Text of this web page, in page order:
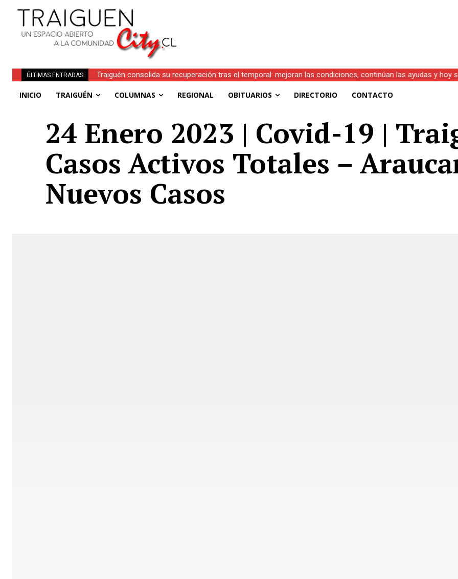
ÚLTIMAS ENTRADAS
Traiguén consolida su recuperación tras el temporal: mejoran las condiciones, continúan las ayudas y hoy
INICIO TRAIGUÉN COLUMNAS REGIONAL OBITUARIOS DIRECTORIO CONTACTO
24 Enero 2023 | Covid-19 |
Casos Activos Totales –
Nuevos Casos